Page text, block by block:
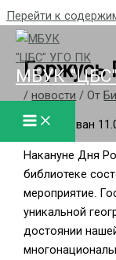
Перейти к
МБУК
Горжусь
/новости / От
Опубликован
Накануне Дня
библиотеке
мероприятие.
уникальной
достоянии